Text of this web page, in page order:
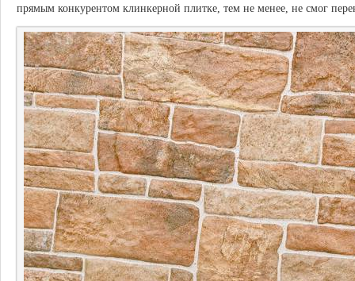
прямым конкурентом клинкерной плитке, тем не менее, не смог